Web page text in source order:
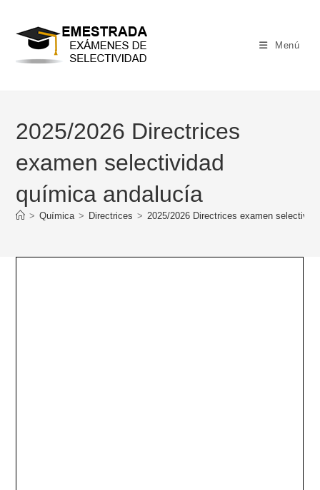
contenido
Menú
2025/2026 Directrices
examen selectividad
química andalucía
> Química > Directrices > 2025/2026 Directrices examen